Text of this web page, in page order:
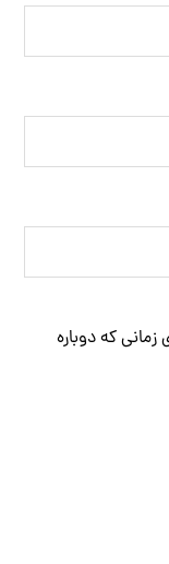
که دوباره